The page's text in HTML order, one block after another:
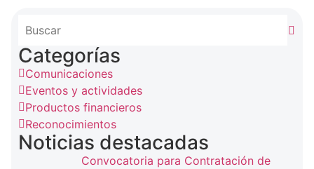
Categorías
Comunicaciones
Eventos y actividades
Productos financieros
Reconocimientos
Noticias destacadas
Convocatoria para Contratación de